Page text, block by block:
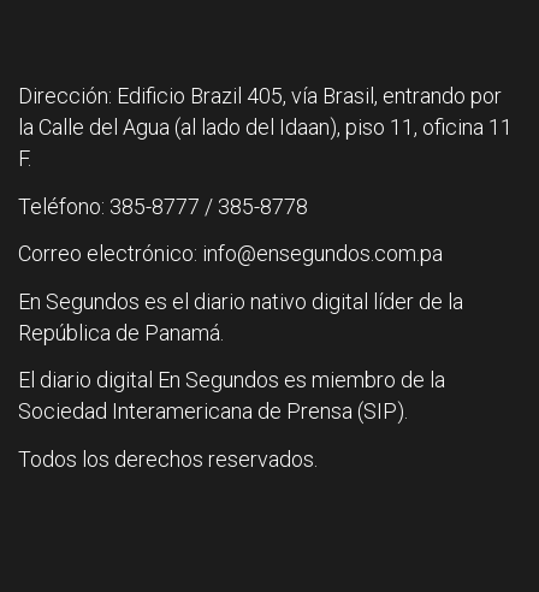
Dirección: Edificio Brazil 405, vía Brasil, entrando por
la Calle del Agua (al lado del Idaan), piso 11, oficina 11
F.
Teléfono: 385-8777 / 385-8778
Correo electrónico: info@ensegundos.com.pa
En Segundos es el diario nativo digital líder de la
República de Panamá.
El diario digital En Segundos es miembro de la
Sociedad Interamericana de Prensa (SIP).
Todos los derechos reservados.